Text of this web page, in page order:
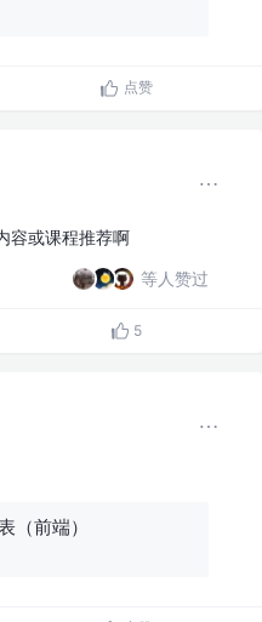
点赞
容或课程推荐啊
等人赞过
5
（前端）